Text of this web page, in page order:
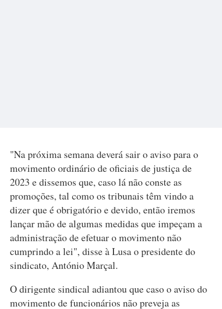
"Na próxima semana deverá sair o aviso para o
movimento ordinário de oficiais de justiça de
2023 e dissemos que, caso lá não conste as
promoções, tal como os tribunais têm vindo a
dizer que é obrigatório e devido, então iremos
lançar mão de algumas medidas que impeçam a
administração de efetuar o movimento não
cumprindo a lei", disse à Lusa o presidente do
sindicato, António Marçal.
O dirigente sindical adiantou que caso o aviso do
movimento de funcionários não preveja as